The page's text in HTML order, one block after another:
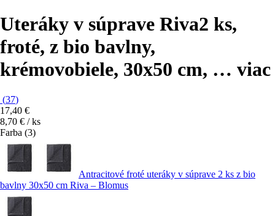
Uteráky v súprave Riva2 ks,
froté, z bio bavlny,
krémovobiele, 30x50 cm, … viac
(37)
17,40 €
8,70 € / ks
Farba (3)
Antracitové froté uteráky v súprave 2 ks z bio
bavlny 30x50 cm Riva – Blomus